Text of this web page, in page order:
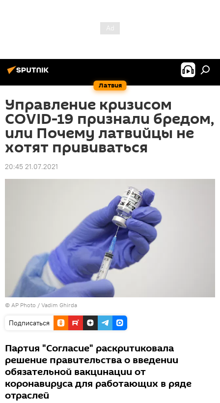
Латвия
Управление кризисом
COVID-19 признали бредом,
или Почему латвийцы не
хотят прививаться
20:45 21.07.2021
© AP Photo / Vadim Ghirda
Подписаться
Партия "Согласие" раскритиковала
решение правительства о введении
обязательной вакцинации от
коронавируса для работающих в ряде
отраслей